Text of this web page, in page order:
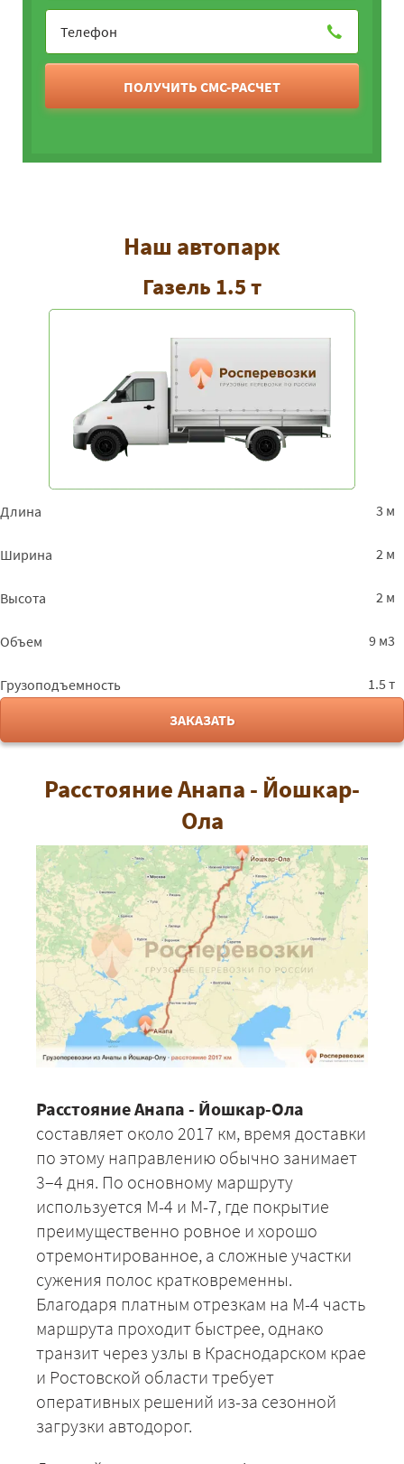
ПОЛУЧИТЬ СМС-РАСЧЕТ
Наш автопарк
Газель 1.5 т
Длина 3 м
Ширина 2 м
Высота 2 м
Объем 9 м3
Грузоподъемность
1.5 т
ЗАКАЗАТЬ
Расстояние Анапа - Йошкар-
Ола
Расстояние Анапа - Йошкар-Ола
составляет около 2017 км, время доставки
по этому направлению обычно занимает
3–4 дня. По основному маршруту
используется М-4 и М-7, где покрытие
преимущественно ровное и хорошо
отремонтированное, а сложные участки
сужения полос кратковременны.
Благодаря платным отрезкам на М-4 часть
маршрута проходит быстрее, однако
транзит через узлы в Краснодарском крае
и Ростовской области требует
оперативных решений из-за сезонной
загрузки автодорог.